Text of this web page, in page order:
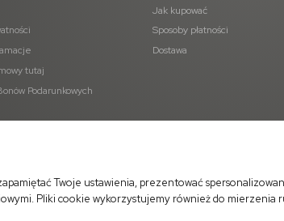
tutaj
Podarunkowych
Jak kupować
Sposoby płatności
Dostawa
Twoje ustawienia, prezentować
Pliki cookie wykorzystujemy również do mierzenia